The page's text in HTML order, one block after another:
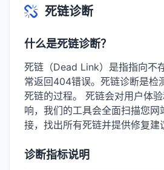
死链诊断
什么是死链诊断？
死链（Dead Link）是指指向不
常返回404错误。死链诊断是检
死链的过程。 死链会对用户体
响，我们的工具会全面扫描您网
接，找出所有死链并提供修复建
诊断指标说明